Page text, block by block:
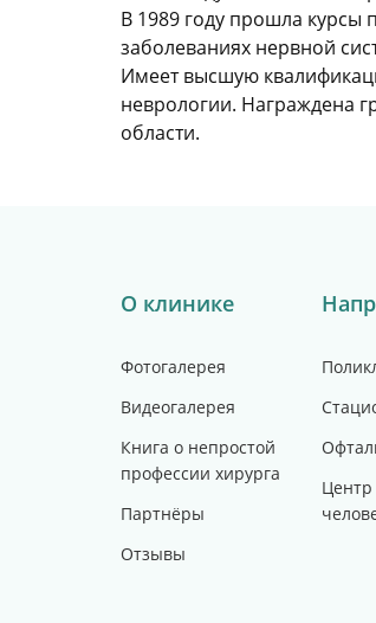
В 1989 году прошла курсы
заболеваниях нервной
Имеет высшую
неврологии. Награждена
области.
О клинике
Фотогалерея
Видеогалерея
Книга о непростой
профессии хирурга
Партнёры
Отзывы